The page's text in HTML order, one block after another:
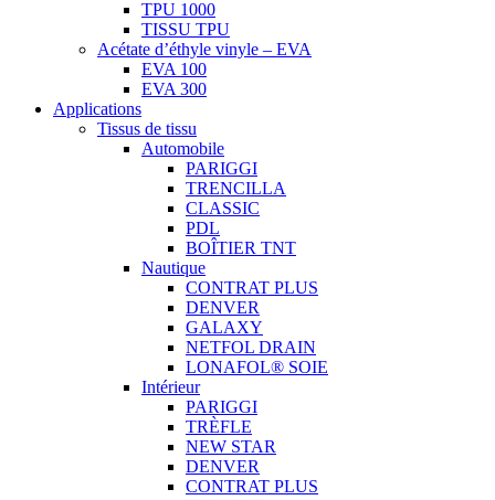
TPU 1000
TISSU TPU
Acétate d’éthyle vinyle – EVA
EVA 100
EVA 300
Applications
Tissus de tissu
Automobile
PARIGGI
TRENCILLA
CLASSIC
PDL
BOÎTIER TNT
Nautique
CONTRAT PLUS
DENVER
GALAXY
NETFOL DRAIN
LONAFOL® SOIE
Intérieur
PARIGGI
TRÈFLE
NEW STAR
DENVER
CONTRAT PLUS